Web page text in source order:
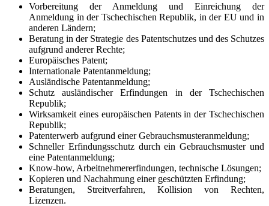
Vorbereitung der Anmeldung und Einreichung der
Anmeldung in der Tschechischen Republik, in der EU und in
anderen Ländern;
Beratung in der Strategie des Patentschutzes und des Schutzes
aufgrund anderer Rechte;
Europäisches Patent;
Internationale Patentanmeldung;
Ausländische Patentanmeldung;
Schutz ausländischer Erfindungen in der Tschechischen
Republik;
Wirksamkeit eines europäischen Patents in der Tschechischen
Republik;
Patenterwerb aufgrund einer Gebrauchsmusteranmeldung;
Schneller Erfindungsschutz durch ein Gebrauchsmuster und
eine Patentanmeldung;
Know-how, Arbeitnehmererfindungen, technische Lösungen;
Kopieren und Nachahmung einer geschützten Erfindung;
Beratungen, Streitverfahren, Kollision von Rechten,
Lizenzen.